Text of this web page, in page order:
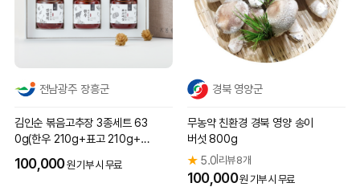
전남광주 장흥군
김인순 볶음고추장 3종세트 63
0g(한우 210g+표고 210g+멸
100,000원 기부 시 무료
경북 영양군
무농약 친환경 경북 영양 송이
버섯 800g
★ 5.0 리뷰 8개
100,000원 기부 시 무료